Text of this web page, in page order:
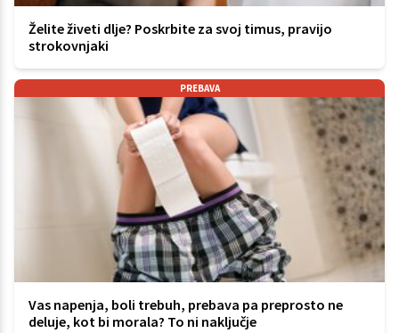
Želite živeti dlje? Poskrbite za svoj timus, pravijo
strokovnjaki
PREBAVA
Vas napenja, boli trebuh, prebava pa preprosto ne
deluje, kot bi morala? To ni naključje